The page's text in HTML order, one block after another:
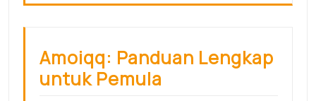
Amoiqq: Panduan Lengkap
untuk Pemula